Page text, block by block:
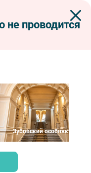
и для
скульпторы»
не проводится
Зубовский особняк